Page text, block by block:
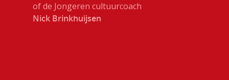
of de Jongeren cultuurcoach
Nick Brinkhuijsen